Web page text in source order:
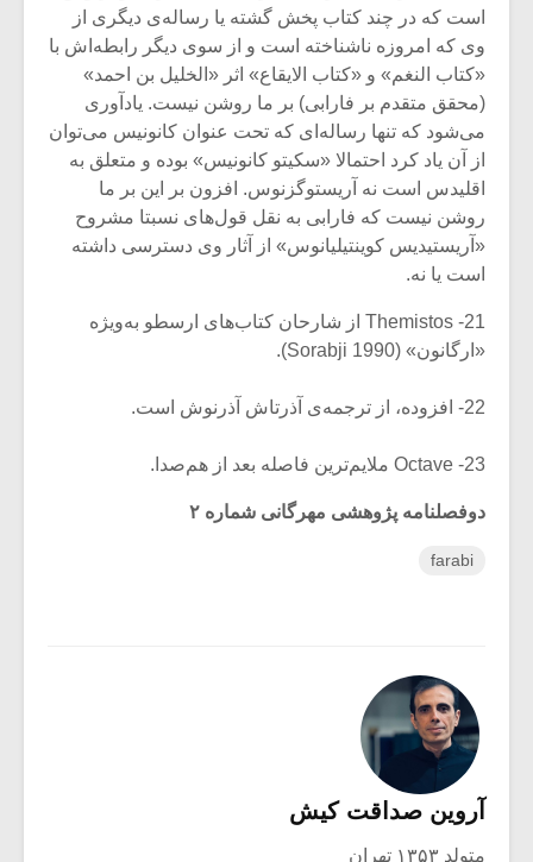
است که در چند کتاب پخش گشته یا رساله‌ی دیگری از
وی که امروزه ناشناخته است و از سوی دیگر رابطه‌اش با
«کتاب النغم» و «کتاب الایقاع» اثر «الخلیل بن احمد»
(محقق متقدم بر فارابی) بر ما روشن نیست. یادآوری
می‌شود که تنها رساله‌ای که تحت عنوان کانونیس می‌توان
از آن یاد کرد احتمالا «سکیتو کانونیس» بوده و متعلق به
اقلیدس است نه آریستوگزنوس. افزون بر این بر ما
روشن نیست که فارابی به نقل قول‌های نسبتا مشروح
«آریستیدیس کوینتیلیانوس» از آثار وی دسترسی داشته
است یا نه.
21- Themistos از شارحان کتاب‌های ارسطو به‌ویژه
«ارگانون» (Sorabji 1990).
22- افزوده، از ترجمه‌ی آذرتاش آذرنوش است.
23- Octave ملایم‌ترین فاصله بعد از هم‌صدا.
دوفصلنامه پژوهشی مهرگانی شماره ۲
farabi
آروین صداقت کیش
متولد ۱۳۵۳ تهران